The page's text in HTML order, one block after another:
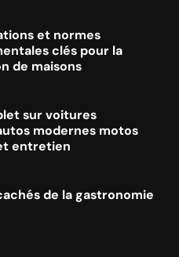
et normes
clés pour la
de maisons
sur voitures
modernes motos
entretien
de la gastronomie